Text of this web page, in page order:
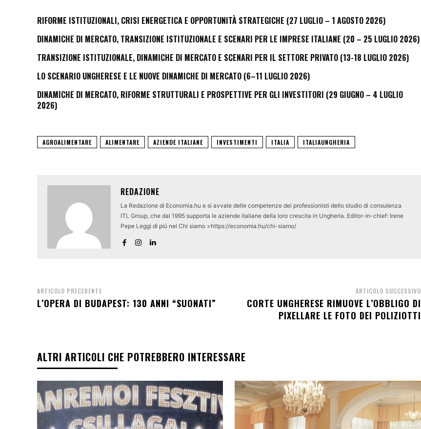
RIFORME ISTITUZIONALI, CRISI ENERGETICA E OPPORTUNITÀ STRATEGICHE (27 LUGLIO – 1 AGOSTO 2026)
DINAMICHE DI MERCATO, TRANSIZIONE ISTITUZIONALE E SCENARI PER LE IMPRESE ITALIANE (20 – 25 LUGLIO 2026)
TRANSIZIONE ISTITUZIONALE, DINAMICHE DI MERCATO E SCENARI PER IL SETTORE PRIVATO (13-18 LUGLIO 2026)
LO SCENARIO UNGHERESE E LE NUOVE DINAMICHE DI MERCATO (6–11 LUGLIO 2026)
DINAMICHE DI MERCATO, RIFORME STRUTTURALI E PROSPETTIVE PER GLI INVESTITORI (29 GIUGNO – 4 LUGLIO
2026)
AGROALIMENTARE ALIMENTARE AZIENDE ITALIANE INVESTIMENTI ITALIA ITALIAUNGHERIA
REDAZIONE
La Redazione di Economia.hu e si avvale delle competenze dei professionisti dello studio di consulenza
ITL Group, che dal 1995 supporta le aziende italiane della loro crescita in Ungheria. Editor-in-chief: Irene
Pepe Leggi di piú nel Chi siamo >https://economia.hu/chi-siamo/
ARTICOLO PRECEDENTE
L’OPERA DI BUDAPEST: 130 ANNI “SUONATI”
ARTICOLO SUCCESSIVO
CORTE UNGHERESE RIMUOVE L’OBBLIGO DI
PIXELLARE LE FOTO DEI POLIZIOTTI
ALTRI ARTICOLI CHE POTREBBERO INTERESSARE